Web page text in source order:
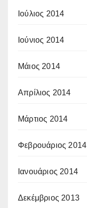
Ιούλιος 2014
Ιούνιος 2014
Μάιος 2014
Απρίλιος 2014
Μάρτιος 2014
Φεβρουάριος 2014
Ιανουάριος 2014
Δεκέμβριος 2013